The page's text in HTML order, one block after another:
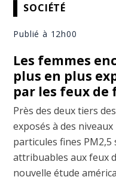
SOCIÉTÉ
Publié à 12h00
Les femmes
plus en plus
par les feux de
Près des deux tiers
exposés à des
particules fines
attribuables aux feux
nouvelle étude